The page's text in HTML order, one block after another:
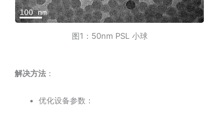
图1：50nm PSL 小球
解决方法 ：
优化设备参数：